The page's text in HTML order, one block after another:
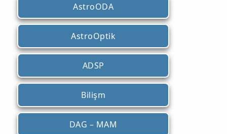
AstroODA
AstroOptik
ADSP
Bilişm
DAG – MAM